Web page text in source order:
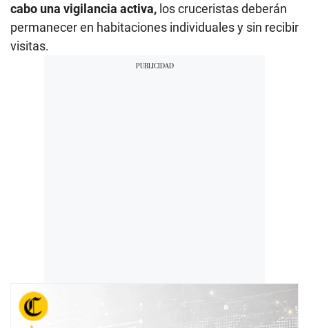
cabo una vigilancia activa, los cruceristas deberán
permanecer en habitaciones individuales y sin recibir
visitas.